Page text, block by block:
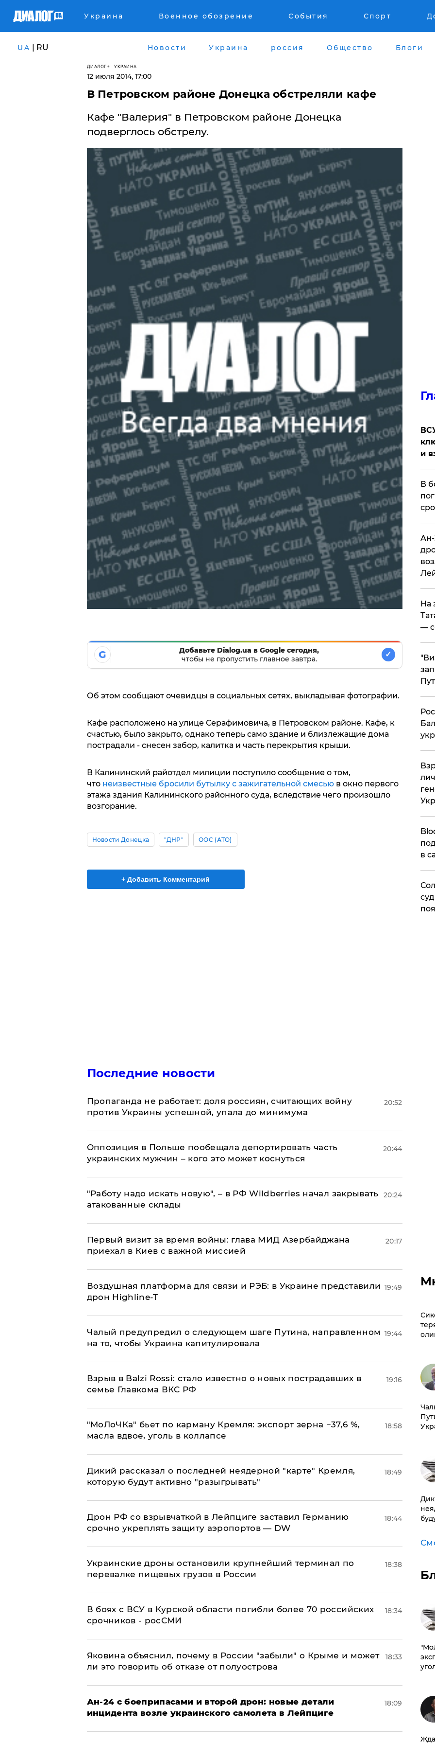
Украина Военное обозрение События Спорт
UA | RU Новости Украина россия Общество Блоги
ДИАЛОГ УКРАИНА
12 июля 2014, 17:00
В Петровcком районе Донецка обстреляли кафе
Кафе "Валерия" в Петровском районе Донецка
подверглось обстрелу.
G
Добавьте Dialog.ua в Google сегодня,
чтобы не пропустить главное завтра.
✓
Об этом сообщают очевидцы в социальных сетях, выкладывая фотографии.
Кафе расположено на улице Серафимовича, в Петровском районе. Кафе, к
счастью, было закрыто, однако теперь само здание и близлежащие дома
пострадали - снесен забор, калитка и часть перекрытия крыши.
В Калининский райотдел милиции поступило сообщение о том,
что неизвестные бросили бутылку с зажигательной смесьюв окно первого
этажа здания Калининского районного суда, вследствие чего произошло
возгорание.
Новости Донецка "ДНР" ООС (АТО)
+ Добавить Комментарий
Последние новости
​Пропаганда не работает: доля россиян, считающих войну
против Украины успешной, упала до минимума
20:52
Оппозиция в Польше пообещала депортировать часть
украинских мужчин – кого это может коснуться
20:44
"Работу надо искать новую", – в РФ Wildberries начал закрывать
атакованные склады
20:24
Первый визит за время войны: глава МИД Азербайджана
приехал в Киев с важной миссией
20:17
Воздушная платформа для связи и РЭБ: в Украине представили
дрон Highline-T
19:49
Чалый предупредил о следующем шаге Путина, направленном
на то, чтобы Украина капитулировала
19:44
Взрыв в Balzi Rossi: стало известно о новых пострадавших в
семье Главкома ВКС РФ
19:16
​"МоЛоЧКа" бьет по карману Кремля: экспорт зерна −37,6 %,
масла вдвое, уголь в коллапсе
18:58
Дикий рассказал о последней неядерной "карте" Кремля,
которую будут активно "разыгрывать"
18:49
​Дрон РФ со взрывчаткой в Лейпциге заставил Германию
срочно укреплять защиту аэропортов — DW
18:44
Украинские дроны остановили крупнейший терминал по
перевалке пищевых грузов в России
18:38
В боях с ВСУ в Курской области погибли более 70 российских
срочников - росСМИ
18:34
Яковина объяснил, почему в России "забыли" о Крыме и может
ли это говорить об отказе от полуострова
18:33
Ан-24 с боеприпасами и второй дрон: новые детали
инцидента возле украинского самолета в Лейпциге
18:09
и
В
Ан-
На
—
в